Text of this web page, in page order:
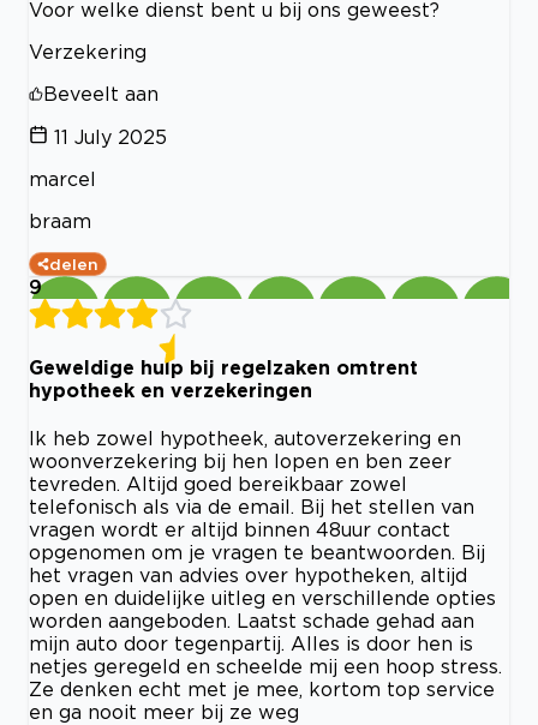
Voor welke dienst bent u bij ons geweest?
Verzekering
Beveelt aan
11 July 2025
marcel
braam
delen
9
Geweldige hulp bij regelzaken omtrent
hypotheek en verzekeringen
Ik heb zowel hypotheek, autoverzekering en
woonverzekering bij hen lopen en ben zeer
tevreden. Altijd goed bereikbaar zowel
telefonisch als via de email. Bij het stellen van
vragen wordt er altijd binnen 48uur contact
opgenomen om je vragen te beantwoorden. Bij
het vragen van advies over hypotheken, altijd
open en duidelijke uitleg en verschillende opties
worden aangeboden. Laatst schade gehad aan
mijn auto door tegenpartij. Alles is door hen is
netjes geregeld en scheelde mij een hoop stress.
Ze denken echt met je mee, kortom top service
en ga nooit meer bij ze weg